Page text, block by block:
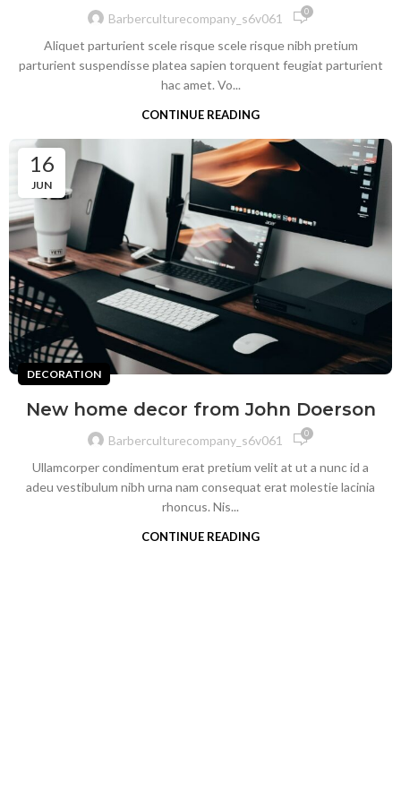
Barberculturecompany_s6v061 0
Aliquet parturient scele risque scele risque nibh pretium
parturient suspendisse platea sapien torquent feugiat parturient
hac amet. Vo...
CONTINUE READING
16
JUN
DECORATION
New home decor from John Doerson
Barberculturecompany_s6v061 0
Ullamcorper condimentum erat pretium velit at ut a nunc id a
adeu vestibulum nibh urna nam consequat erat molestie lacinia
rhoncus. Nis...
CONTINUE READING